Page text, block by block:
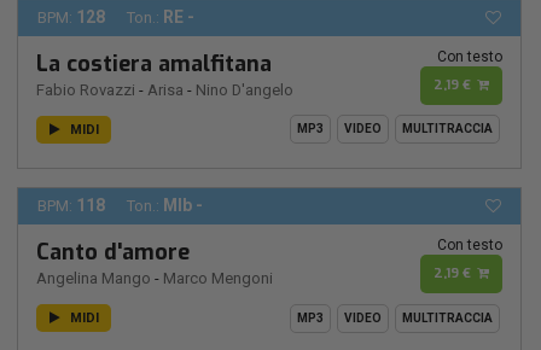
BPM: 128 Ton.: RE -
La costiera amalfitana
Fabio Rovazzi - Arisa - Nino D'angelo
Con testo
2,19 €
MIDI MP3 VIDEO MULTITRACCIA
BPM: 118 Ton.: MIb -
Canto d'amore
Angelina Mango - Marco Mengoni
Con testo
2,19 €
MIDI MP3 VIDEO MULTITRACCIA